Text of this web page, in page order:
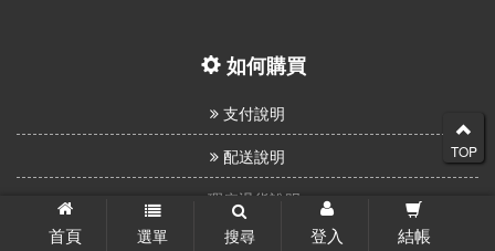
首頁 選單 搜尋 登入 結帳
如何購買
支付說明
配送說明
瑕疵退貨說明
TOP